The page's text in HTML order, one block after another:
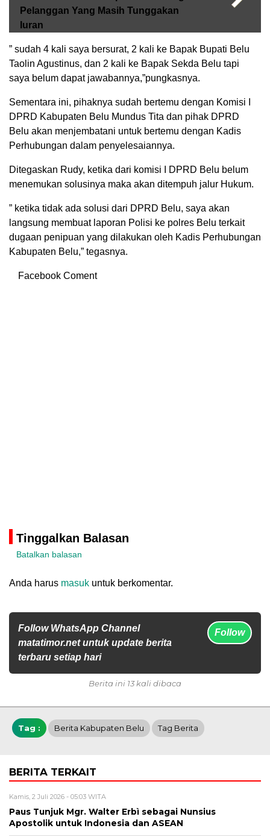
Pelanggan Yang Masih Tunggakan
Iuran
” sudah 4 kali saya bersurat, 2 kali ke Bapak Bupati Belu
Taolin Agustinus, dan 2 kali ke Bapak Sekda Belu tapi
saya belum dapat jawabannya,”pungkasnya.
Sementara ini, pihaknya sudah bertemu dengan Komisi I
DPRD Kabupaten Belu Mundus Tita dan pihak DPRD
Belu akan menjembatani untuk bertemu dengan Kadis
Perhubungan dalam penyelesaiannya.
Ditegaskan Rudy, ketika dari komisi I DPRD Belu belum
menemukan solusinya maka akan ditempuh jalur Hukum.
” ketika tidak ada solusi dari DPRD Belu, saya akan
langsung membuat laporan Polisi ke polres Belu terkait
dugaan penipuan yang dilakukan oleh Kadis Perhubungan
Kabupaten Belu,” tegasnya.
Facebook Coment
Tinggalkan Balasan
Batalkan balasan
Anda harus masuk untuk berkomentar.
Follow WhatsApp Channel
matatimor.net untuk update berita
terbaru setiap hari
Follow
Berita ini 13 kali dibaca
Tag : Berita Kabupaten Belu Tag Berita
BERITA TERKAIT
Kamis, 2 Juli 2026 - 05:03 WITA
Paus Tunjuk Mgr. Walter Erbì sebagai Nunsius
Apostolik untuk Indonesia dan ASEAN